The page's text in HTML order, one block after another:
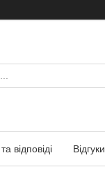
відповіді Відгуки